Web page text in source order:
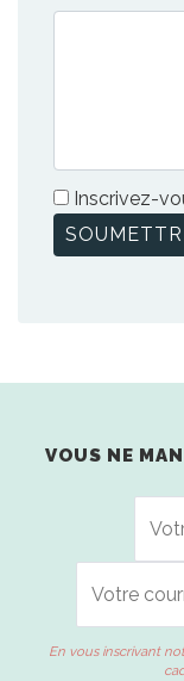
Inscrivez-
VOUS NE
En vous inscrivant